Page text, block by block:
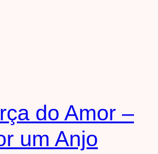
do Amor –
um Anjo